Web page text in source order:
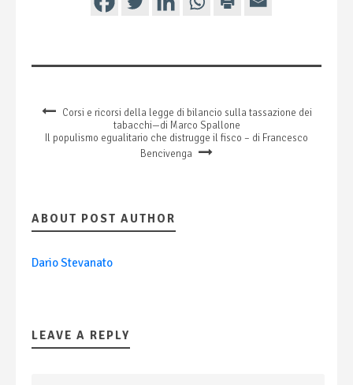
Corsi e ricorsi della legge di bilancio sulla tassazione dei
tabacchi—di Marco Spallone
Il populismo egualitario che distrugge il fisco – di Francesco
Bencivenga
ABOUT POST AUTHOR
Dario Stevanato
LEAVE A REPLY